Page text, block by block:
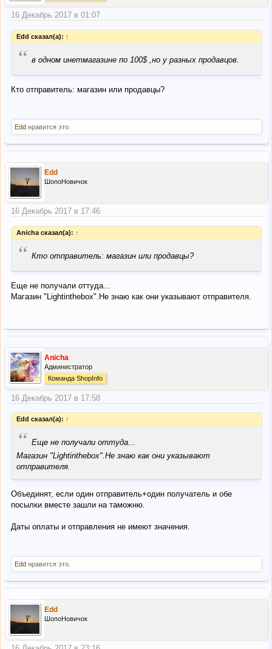
16 Декабрь 2017 в 01:07
Edd сказал(а): ↑
“ в одном инетмагазине по 100$ ,но у разных продавцов.
Кто отправитель: магазин или продавцы?
Edd нравится это.
Edd
ШопоНовичок
16 Декабрь 2017 в 17:46
Anicha сказал(а): ↑
“ Кто отправитель: магазин или продавцы?
Еще не получали оттуда...
Магазин "Lightinthebox".Не знаю как они указывают отправителя.
Anicha
Администратор
Команда ShopInfo
16 Декабрь 2017 в 17:58
Edd сказал(а): ↑
“ Еще не получали оттуда...
Магазин "Lightinthebox".Не знаю как они указывают
отправителя.
Объединят, если один отправитель+один получатель и обе
посылки вместе зашли на таможню.
Даты оплаты и отправления не имеют значения.
Edd нравится это.
Edd
ШопоНовичок